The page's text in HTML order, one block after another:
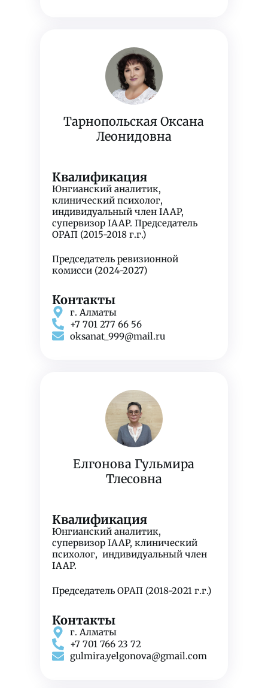
Тарнопольская Оксана
Леонидовна
Квалификация
Юнгианский аналитик,
клинический психолог,
индивидуальный член IAAP,
супервизор IAAP. Председатель
ОРАП (2015-2018 г.г.)
Председатель ревизионной
комисси (2024-2027)
Контакты
г. Алматы
+7 701 277 66 56
oksanat_999@mail.ru
Елгонова Гульмира
Тлесовна
Квалификация
Юнгианский аналитик,
супервизор IAAP, клинический
психолог, индивидуальный член
IAAP.
Председатель ОРАП (2018-2021 г.г.)
Контакты
г. Алматы
+7 701 766 23 72
gulmira.yelgonova@gmail.com